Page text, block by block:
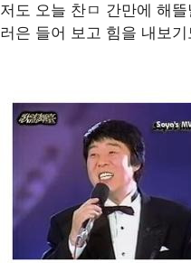
저도 오늘 찬ㅁ 간만에 해
러은 들어 보고 힘을 내보